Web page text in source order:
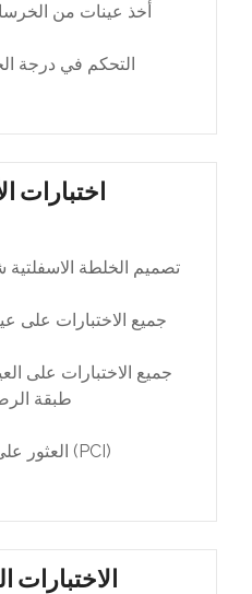
أخذ عينات من
التحكم في درجة
6.
تصميم الخلطة الاسفلتية
جميع الاختبارات
جميع الاختبارات على
طبقة
العثور على مؤشر حالة الرصيف (PCI)
7. الاختبارات